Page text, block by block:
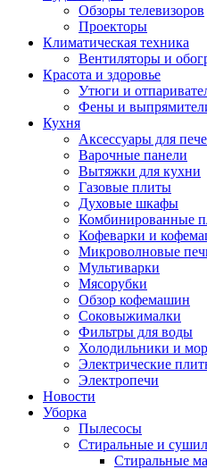
Обзоры телевизоров
Проекторы
Климатическая техника
Вентиляторы и
Красота и здоровье
Утюги и
Фены и
Кухня
Аксессуары для
Варочные панели
Вытяжки для кухни
Газовые плиты
Духовые шкафы
Комбинированные
Кофеварки и
Микроволновые
Мультиварки
Мясорубки
Обзор кофемашин
Соковыжималки
Фильтры для воды
Холодильники и
Электрические
Электропечи
Новости
Уборка
Пылесосы
Стиральные и
Стиральные